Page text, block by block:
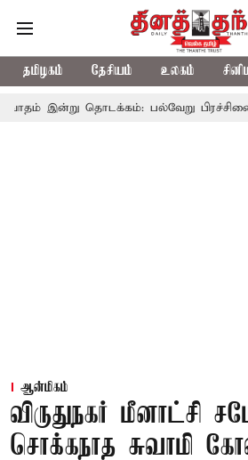
தமிழகம் தேசியம் உலகம்
பல்வேறு பிரச்சினைகளை எழுப்ப
ஆன்மிகம்
விருதுநகர் மீனாட்சி
சொக்கநாத சுவாமி